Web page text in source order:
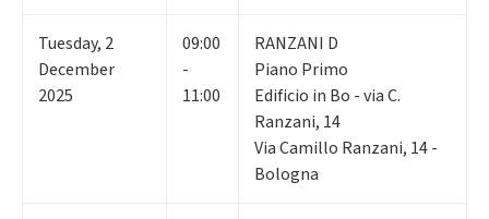
Tuesday, 2
December
2025
09:00
-
11:00
RANZANI D
Piano Primo
Edificio in Bo - via C.
Ranzani, 14
Via Camillo Ranzani, 14 -
Bologna